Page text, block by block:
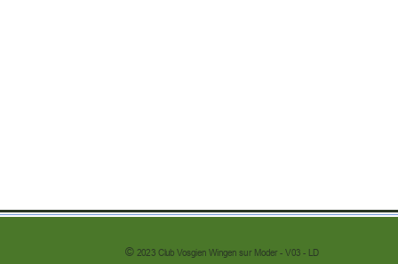
© 2023 Club Vosgien Wingen sur Moder - V03 - LD